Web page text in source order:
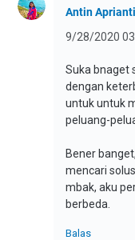
Antin Aprianti
9/28/2020
Suka bnaget
dengan
untuk untuk
peluang-
Bener
mencari
mbak, aku
berbeda.
Balas